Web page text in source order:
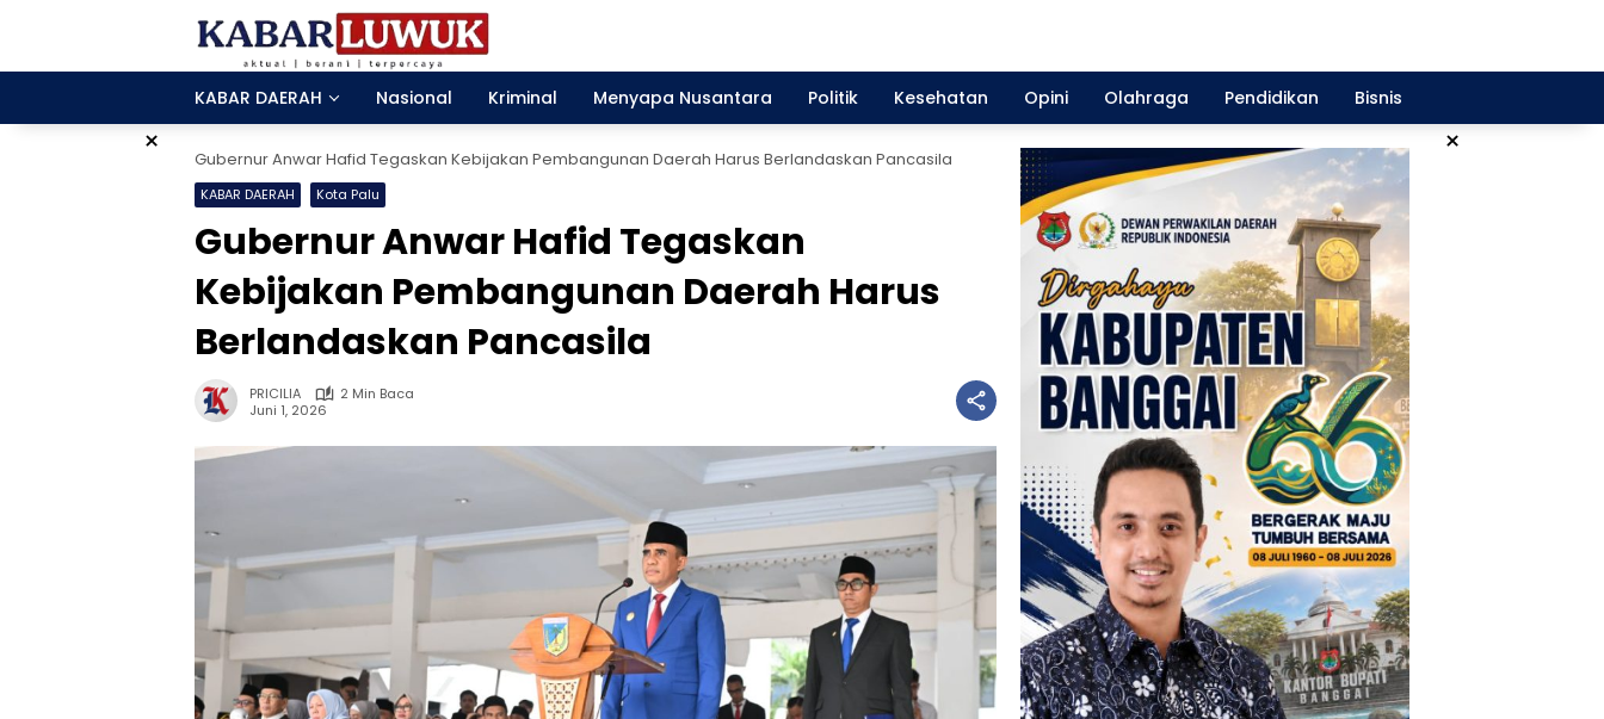
KABAR DAERAH
Nasional Kriminal Menyapa Nusantara Politik Kesehatan Opini Olahraga Pendidikan Bisnis
× ×
Gubernur Anwar Hafid Tegaskan Kebijakan Pembangunan Daerah Harus Berlandaskan Pancasila
KABAR DAERAH Kota Palu
Gubernur Anwar Hafid Tegaskan
Kebijakan Pembangunan Daerah Harus
Berlandaskan Pancasila
PRICILIA
2 Min Baca
Juni 1, 2026